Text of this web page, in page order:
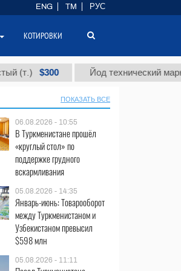
$300 Йод технический марки "А"
ПОКАЗАТЬ ВСЕ
06.08.2026 - 10:55
В Туркменистане прошёл
«круглый стол» по
поддержке грудного
вскармливания
05.08.2026 - 14:35
Январь-июнь: Товарооборот
между Туркменистаном и
Узбекистаном превысил
$598 млн
05.08.2026 - 11:11
ENG TM РУС
КОТИРОВКИ